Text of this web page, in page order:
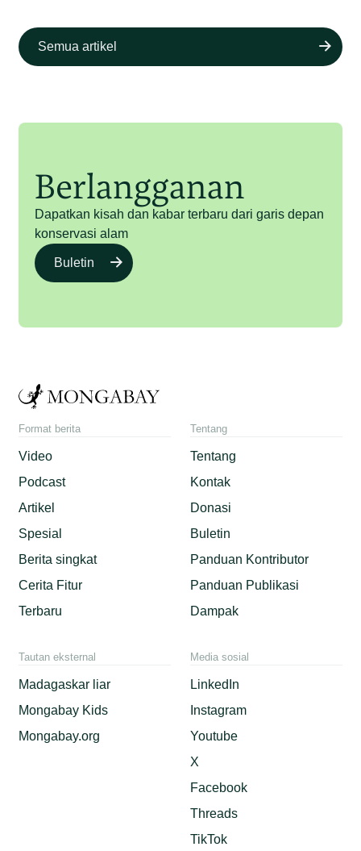
Semua artikel
Berlangganan
Dapatkan kisah dan kabar terbaru dari garis depan
konservasi alam
Buletin
Format berita
Video
Podcast
Artikel
Spesial
Berita singkat
Cerita Fitur
Terbaru
Tentang
Tentang
Kontak
Donasi
Buletin
Panduan Kontributor
Panduan Publikasi
Dampak
Tautan eksternal
Madagaskar liar
Mongabay Kids
Mongabay.org
Media sosial
LinkedIn
Instagram
Youtube
X
Facebook
Threads
TikTok